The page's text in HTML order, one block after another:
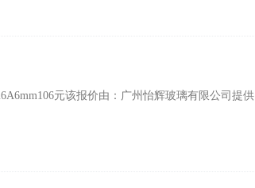
元该报价由：广州怡辉玻璃有限公司提供